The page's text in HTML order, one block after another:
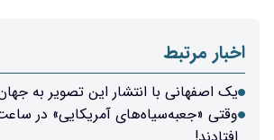
اخبار مرتبط
یک اصفهانی با انتشار این تصویر به
وقتی «جعبه‌سیاه‌های آمریکایی» در